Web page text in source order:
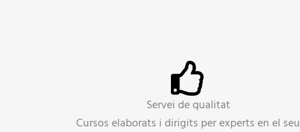
Servei de qualitat
Cursos elaborats i dirigits per experts en el seu